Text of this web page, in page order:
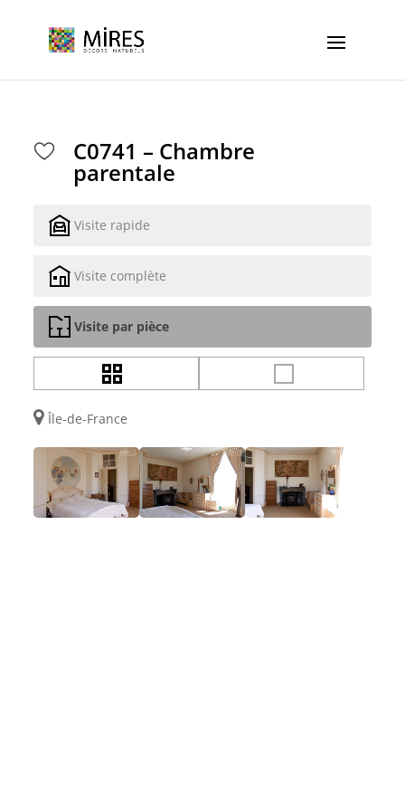
C0741 – Chambre
parentale
Visite rapide
Visite complète
Visite par pièce
Île-de-France